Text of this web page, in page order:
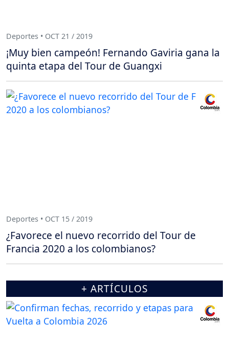
Deportes • OCT 21 / 2019
¡Muy bien campeón! Fernando Gaviria gana la
quinta etapa del Tour de Guangxi
Deportes • OCT 15 / 2019
¿Favorece el nuevo recorrido del Tour de
Francia 2020 a los colombianos?
+ ARTÍCULOS